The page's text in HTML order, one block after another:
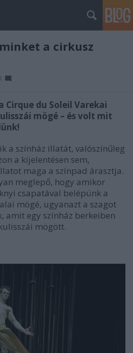
a cirkusz
du Soleil Varekai
mögé – és volt mit
a színház illatát, valószínűleg
a kijelentésen sem,
maga a színpad árasztja.
meglepő, hogy amikor
csapatával belépünk a
mögé, ugyanazt a szagot
amit egy színház berkeiben
mögött.